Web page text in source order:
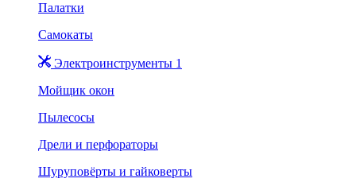
Палатки
Самокаты
Электроинструменты 1
Мойщик окон
Пылесосы
Дрели и перфораторы
Шуруповёрты и гайковерты